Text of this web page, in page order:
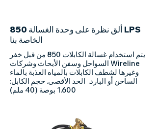
ألق نظرة على وحدة الغسالة 850 LPS
الخاصة بنا
يتم استخدام غسالة الكابلات 850 من قبل خفر
السواحل وسفن الأبحاث وشركات Wireline
وغيرها لشطف الكابلات بالمياه العذبة بالماء
الساخن أو البارد. ​ الحد الأقصى. حجم الكابل:
1.600 بوصة (40 ملم)